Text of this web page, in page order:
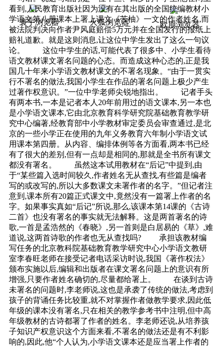
寰宇浏览器 火狐浏览器 欧朋浏览器
看到,人民教育出版社因为没有在其出版的全国统编教材小
学语文第八册课本上署上课文《苦柚》一文的作者姓名,而
被法院判决向作者尹风庭赔偿5万元并在全国发行的报纸上
赔礼道歉。就是这则消息,让这位中学生发出了这么一句议
论。 这位中学生的话,可能代表了很多中、小学生看待
语文教材课文署名问题的心态。而造成这种心态的,正是我
国几十年来小学语文教材课文的不署名现象。“由于一贯实
行不署名的做法,我国小学生在作品的署名问题上极少产生
过著作权意识。”一位中学老师尖锐地指出。 记者手头
有两本书,一本是记者本人20年前用过的语文课本,另一本也
是小学语文课本,它由北京教育科学研究院基础教育教学研
究中心编著,经教育部中小学教材审定委员会审查通过,是北
京的一些小学正在使用的九年义务教育六年制小学语文试
用课本第四册。从内容、编排体例等各方面看,两本书已经
有了很大的差别,但有一点却是相同的,那就是全书所有课文
都没有署名。 虽然这本试用教材在“后记”中提到,由
于“某些篇入选时间较久,作者姓名无从查找,有些篇是编者
写的或改写的,所以大多数课文未署作者的名字。”但记者注
意到,课本所有20篇正式课文中,竟然没有一篇署上作者的名
字。如果事实真如“后记”所说,那么,该课本第14课的《古诗
二首》也没有署名的事实就无法解释。这是两首著名的诗
歌,一首是孟浩然的《春晓》,另一首则是白居易的《草》,难
道说,这两首诗歌的作者也无从查找吗? 承担该教材编
写任务的北京教科院基础教育教学研究中心小学语文教研
室李春旺老师在接受记者电话采访时说,我国《著作权法》
颁布实施以后,编辑和出版者在课文署名问题上的意识有所
增强,只要作者姓名确切的,尽量都给署上。 在谈到古诗
未署名的问题时,李老师说,这也是承袭了传统的做法,考虑到
孩子的背诵任务比较重,就不对掌握作者做教学要求,因此低
年级的课本没有署名,只在相关的教学参考书中注明,但中高
年级教材的古诗都署了作者的姓名。李老师还说,从培养孩
子知识产权意识这个方面来看,不署名的做法还是有不利影
响的,因此,他“个人认为,小学语文课本还是应当署上作者的